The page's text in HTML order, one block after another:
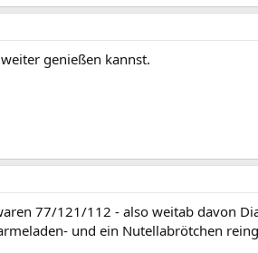
genießen kannst.
77/121/112 - also weitab davon
und ein Nutellabrötchen